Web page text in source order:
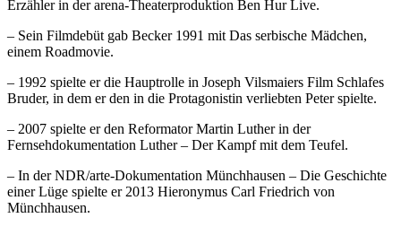
Erzähler in der arena-Theaterproduktion Ben Hur Live.
– Sein Filmdebüt gab Becker 1991 mit Das serbische Mädchen,
einem Roadmovie.
– 1992 spielte er die Hauptrolle in Joseph Vilsmaiers Film Schlafes
Bruder, in dem er den in die Protagonistin verliebten Peter spielte.
– 2007 spielte er den Reformator Martin Luther in der
Fernsehdokumentation Luther – Der Kampf mit dem Teufel.
– In der NDR/arte-Dokumentation Münchhausen – Die Geschichte
einer Lüge spielte er 2013 Hieronymus Carl Friedrich von
Münchhausen.